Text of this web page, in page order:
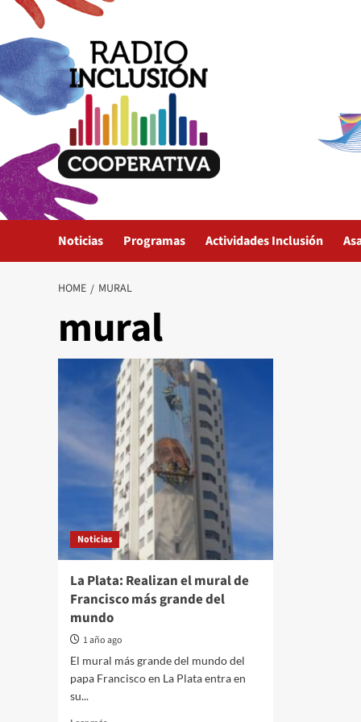
Skip
content
Noticias Programas Actividades Inclusión
HOME MURAL
mural
Noticias
La Plata: Realizan el mural de
Francisco más grande del
mundo
1 año ago
El mural más grande del mundo del
papa Francisco en La Plata entra en
su...